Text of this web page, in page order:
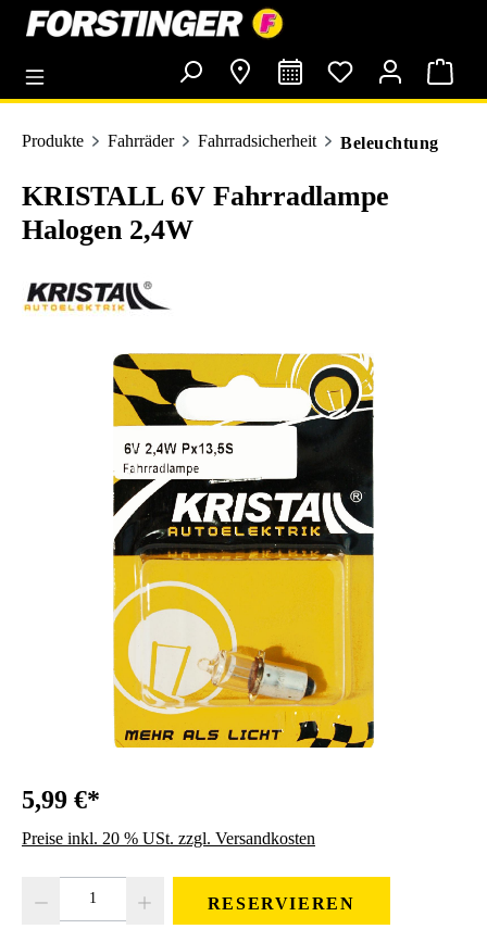
springen
Produkte Fahrräder Fahrradsicherheit Beleuchtung
KRISTALL 6V Fahrradlampe
Halogen 2,4W
Bildergalerie überspringen
5,99 €*
Preise inkl. 20 % USt. zzgl. Versandkosten
RESERVIEREN